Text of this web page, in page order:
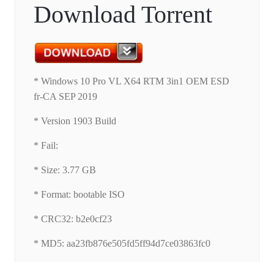
Download Torrent
* Windows 10 Pro VL X64 RTM 3in1 OEM ESD
fr-CA SEP 2019
* Version 1903 Build
* Fail:
* Size: 3.77 GB
* Format: bootable ISO
* CRC32: b2e0cf23
* MD5: aa23fb876e505fd5ff94d7ce03863fc0